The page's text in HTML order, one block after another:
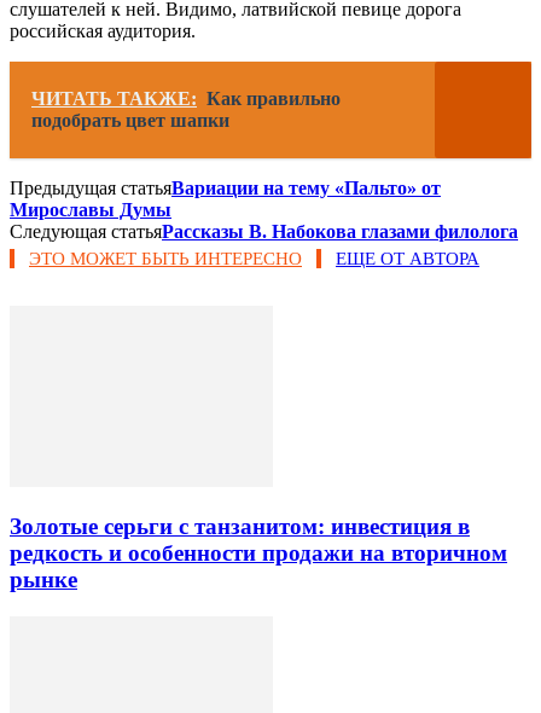
слушателей к ней. Видимо, латвийской певице дорога
российская аудитория.
ЧИТАТЬ ТАКЖЕ: Как правильно
подобрать цвет шапки
Предыдущая статьяВариации на тему «Пальто» от
Мирославы Думы
Следующая статьяРассказы В. Набокова глазами филолога
ЭТО МОЖЕТ БЫТЬ ИНТЕРЕСНО ЕЩЕ ОТ АВТОРА
Золотые серьги с танзанитом: инвестиция в
редкость и особенности продажи на вторичном
рынке